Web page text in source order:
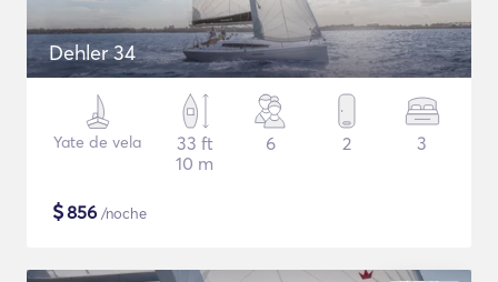
Dehler 34
Yate de vela
33 ft
10 m
6 2 3
$856 /noche